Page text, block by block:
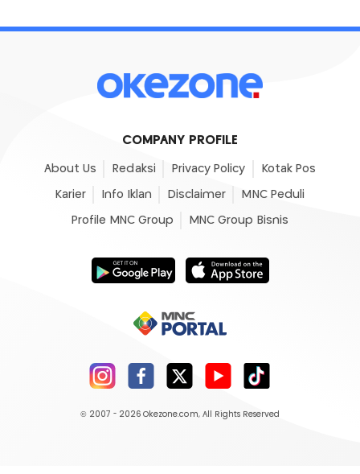
COMPANY PROFILE
About Us Redaksi Privacy Policy Kotak Pos
Karier Info Iklan Disclaimer MNC Peduli
Profile MNC Group MNC Group Bisnis
© 2007 - 2026 Okezone.com, All Rights Reserved